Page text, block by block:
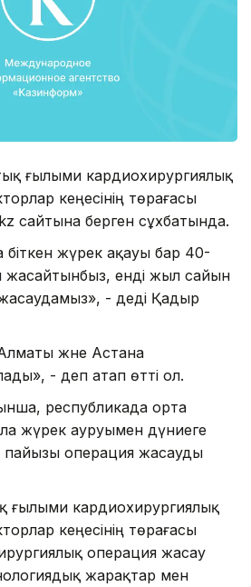
ғылыми кардиохирургиялық
кеңесінің төрағасы
сайтына берген сұхбатында.
біткен жүрек ақауы бар 40-
жасайтынбыз, енді жыл сайын
- деді Қадыр
және Астана
- деп атап өтті ол.
республикада орта
жүрек ауруымен дүниеге
пайызы операция жасауды
ғылыми кардиохирургиялық
кеңесінің төрағасы
операция жасау
жарақтар мен